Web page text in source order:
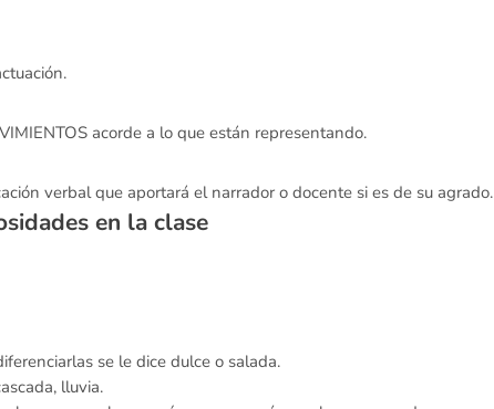
acorde a lo que están representando.
verbal que aportará el narrador o docente si es de su agrado.
en la clase
se le dice dulce o salada.
lluvia.